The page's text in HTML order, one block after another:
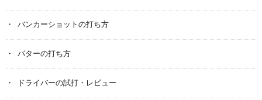
バンカーショットの打ち方
パターの打ち方
ドライバーの試打・レビュー